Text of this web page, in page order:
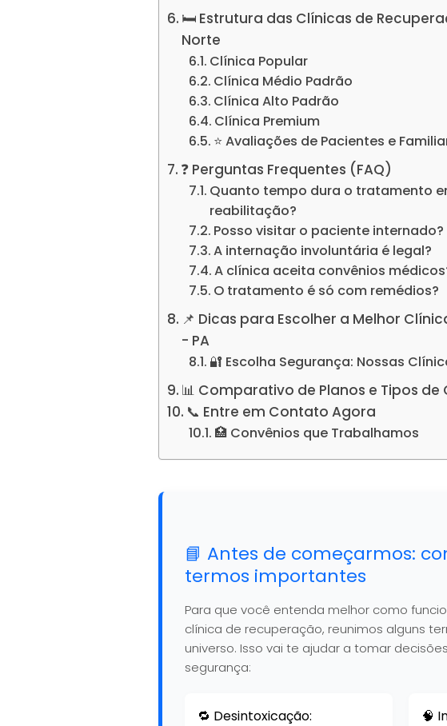
🛏️ Estrutura das Clínicas de
Norte
Clínica Popular
Clínica Médio Padrão
Clínica Alto Padrão
Clínica Premium
⭐ Avaliações de Pacientes e
❓ Perguntas Frequentes (FAQ)
Quanto tempo dura o tratamento
reabilitação?
Posso visitar o paciente internado?
A internação involuntária é legal?
A clínica aceita convênios
O tratamento é só com remédios?
📌 Dicas para Escolher a Melhor
- PA
🔐 Escolha Segurança: Nossas
📊 Comparativo de Planos e Tipos
📞 Entre em Contato Agora
🏥 Convênios que Trabalhamos
📘 Antes de começarmos:
termos importantes
Para que você entenda melhor como
clínica de recuperação, reunimos alguns
universo. Isso vai te ajudar a tomar
segurança:
🔁 Desintoxicação: 🧠